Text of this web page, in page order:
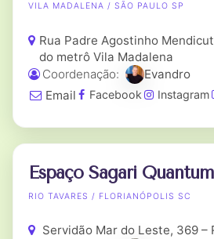
VILA MADALENA / SÃO PAULO SP
Rua Padre Agostinho
do metrô Vila Madalena
Coordenação:
Evandro
Email
Facebook Instagram
Espaço Sagari
RIO TAVARES / FLORIANÓPOLIS SC
Servidão Mar do Leste, 369 –